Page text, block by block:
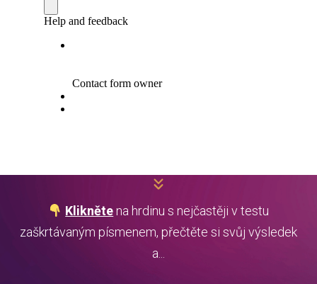
Kliknětena hrdinu s nejčastěji v testu
zaškrtávaným písmenem, přečtěte si svůj výsledek
a...